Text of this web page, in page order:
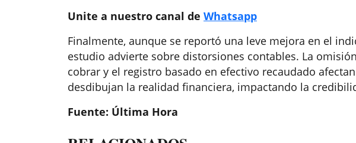
Unite a nuestro canal de Whatsapp
Finalmente, aunque se reportó una leve mejora en el
estudio advierte sobre distorsiones contables. La
cobrar y el registro basado en efectivo recaudado
desdibujan la realidad financiera, impactando la
Fuente: Última Hora